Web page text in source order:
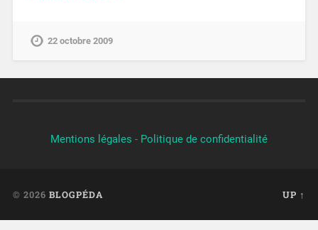
22 octobre 2009
Mentions légales - Politique de confidentialité
© 2026 BLOGPÉDA UP ↑